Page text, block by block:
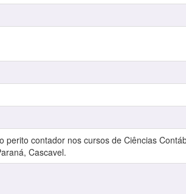
perito contador nos cursos de Ciências
Cascavel.